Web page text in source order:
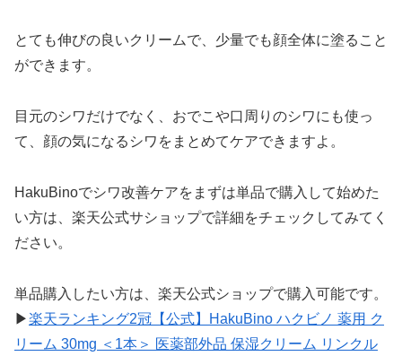
とても伸びの良いクリームで、少量でも顔全体に塗ること
ができます。
目元のシワだけでなく、おでこや口周りのシワにも使っ
て、顔の気になるシワをまとめてケアできますよ。
HakuBinoでシワ改善ケアをまずは単品で購入して始めた
い方は、楽天公式サショップで詳細をチェックしてみてく
ださい。
単品購入したい方は、楽天公式ショップで購入可能です。
▶楽天ランキング2冠【公式】HakuBino ハクビノ 薬用 ク
リーム 30mg ＜1本＞ 医薬部外品 保湿クリーム リンクル